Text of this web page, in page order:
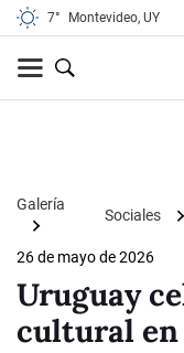
7° Montevideo, UY
Galería
Sociales
26 de mayo de 2026
Uruguay
cultural en